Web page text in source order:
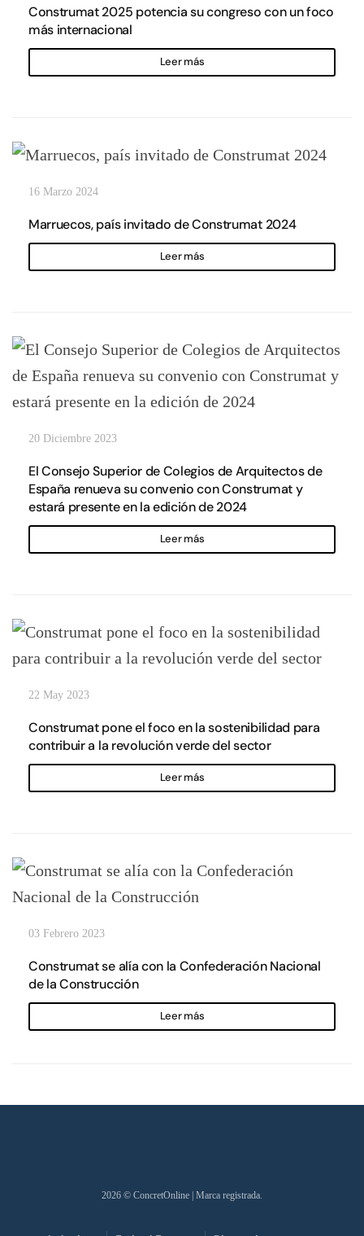
Construmat 2025 potencia su congreso con un foco
más internacional
Leer más
16 Marzo 2024
Marruecos, país invitado de Construmat 2024
Leer más
20 Diciembre 2023
El Consejo Superior de Colegios de Arquitectos de
España renueva su convenio con Construmat y
estará presente en la edición de 2024
Leer más
22 May 2023
Construmat pone el foco en la sostenibilidad para
contribuir a la revolución verde del sector
Leer más
03 Febrero 2023
Construmat se alía con la Confederación Nacional
de la Construcción
Leer más
2026 © ConcretOnline | Marca registrada.